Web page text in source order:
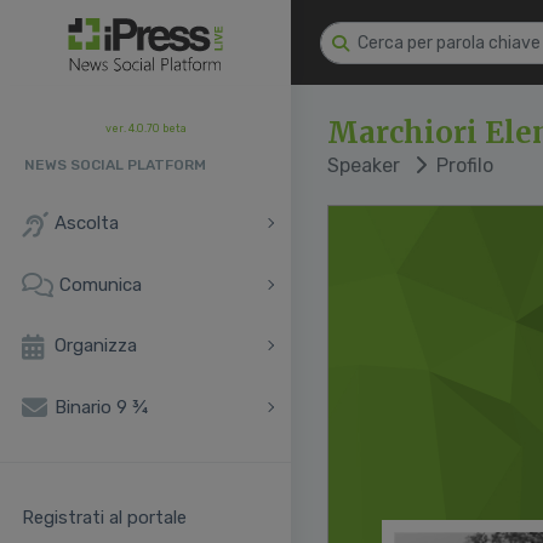
ver. 4.0.70 beta
NEWS SOCIAL PLATFORM
Ascolta
Comunica
Organizza
Binario 9 ¾
Registrati al portale
Marchiori
Speaker Profilo